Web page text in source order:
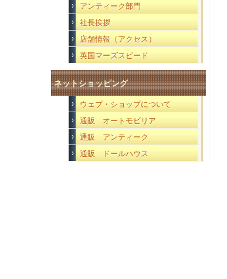
アンティーク部門
社長挨拶
店舗情報（アクセス）
英国マーズスピード
ネットショッピング
ウェブ・ショップについて
通販 オートモビリア
通販 アンティーク
通販 ドールハウス